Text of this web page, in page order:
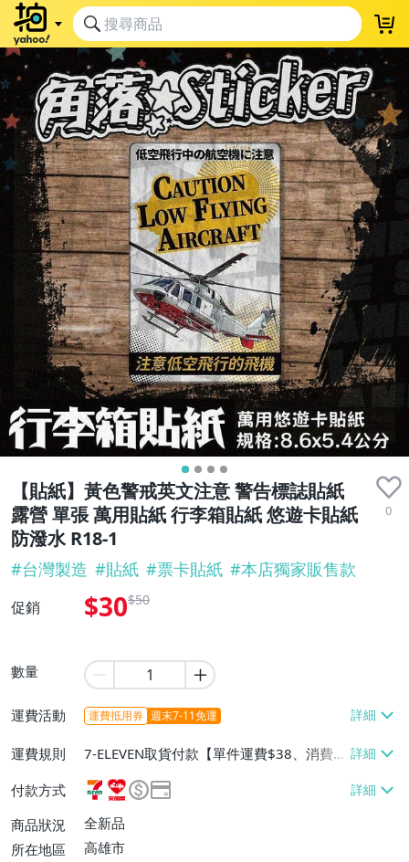
【貼紙】黃色警戒英文注意 警告標誌貼紙
露營 單張 萬用貼紙 行李箱貼紙 悠遊卡貼紙
防潑水 R18-1
0
#台灣製造 #貼紙 #票卡貼紙 #本店獨家販售款
促銷 $30$50
數量
運費活動 運費抵用券 週末7-11免運
運費規則
7-ELEVEN取貨付款【單件運費$38、消費滿
$1000免運費】、7-ELEVEN取貨不付款
【單件運費$38、消費滿$1000免運費】、
萊爾富取貨付款【單件運費$60、消費滿$1
000免運費】
付款方式
商品狀況
全新品
所在地區
高雄市